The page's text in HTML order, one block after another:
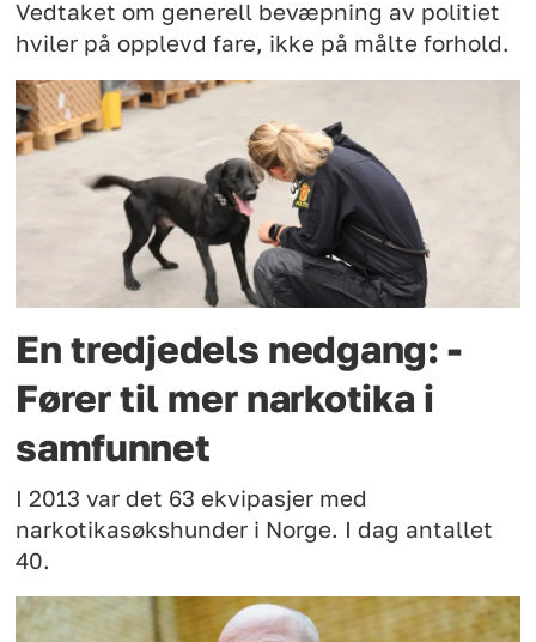
Vedtaket om generell bevæpning av politiet
hviler på opplevd fare, ikke på målte forhold.
En tredjedels nedgang: -
Fører til mer narkotika i
samfunnet
I 2013 var det 63 ekvipasjer med
narkotikasøkshunder i Norge. I dag antallet
40.